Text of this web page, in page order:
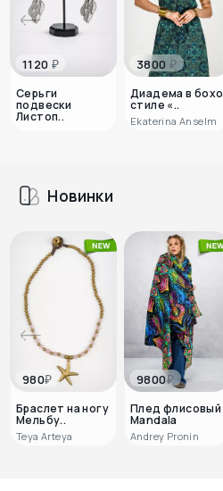
1120 ₽
Серьги
подвески
Листоп..
3800 ₽
Диадема в бохо
стиле «..
Ekaterina Anselm
Новинки
980₽
Браслет на ногу
Мельбу..
Teya Arteya
9800₽
Плед флисовый
Mandala
Andrey Pronin